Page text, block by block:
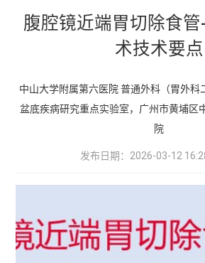
腹腔镜近端胃切除食
术技术要点
中山大学附属第六医院 普通外科（胃外科
盆底疾病研究重点实验室，广州市黄埔区
院
发布日期：2026-03-12